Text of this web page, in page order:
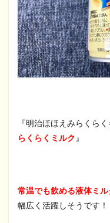
『明治ほほえみらくら
らくらくミルク 』
常温でも飲める液体ミル
幅広く活躍しそうです！